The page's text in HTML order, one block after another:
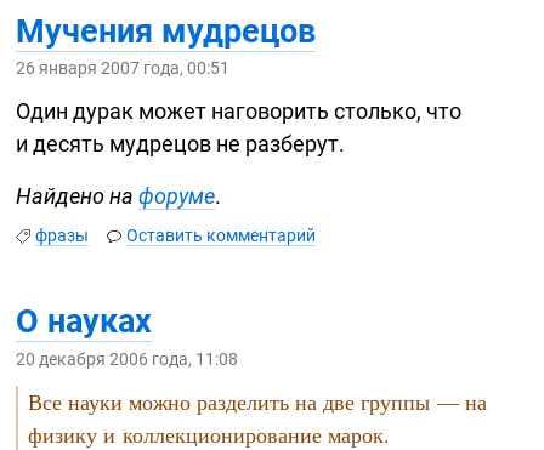
Мучения мудрецов
26 января 2007 года, 00:51
Один дурак может наговорить столько, что
и десять мудрецов не разберут.
Найдено нафоруме.
фразы Оставить комментарий
О науках
20 декабря 2006 года, 11:08
Все науки можно разделить на две группы — на
физику и коллекционирование марок.